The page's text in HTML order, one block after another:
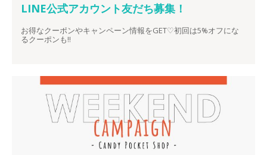
LINE公式アカウント友だち募集！
お得なクーポンやキャンペーン情報をGET♡初回は5%オフにな
るクーポンも!!